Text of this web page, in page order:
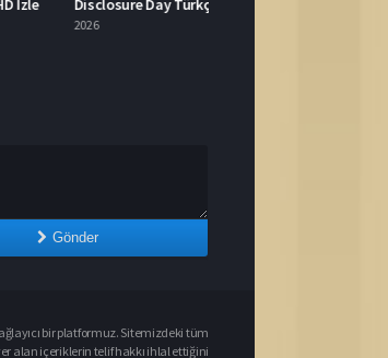
Disclosure Day Türkçe Dublaj İzle
Gönder
bir platformuz. Sitemizdeki tüm
alan içeriklerin telif hakkı ihlal ettiğini